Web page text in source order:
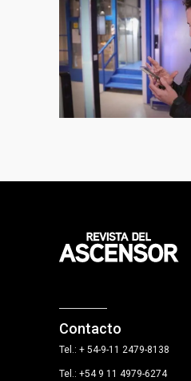
Contacto
Tel.: + 54-9-11 2479-8138
Tel.: +54 9 11 4979-6274